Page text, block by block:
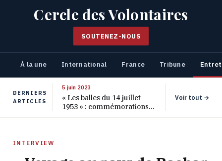
Cercle des Volontaires
SOUTENEZ-NOUS
À la une International France Tribune
DERNIERS
ARTICLES
5 juin 2023
« Les balles du 14 juillet
1953 » : commémorations
pour les 70 ans de ce
Voir tout →
INTERVIEW